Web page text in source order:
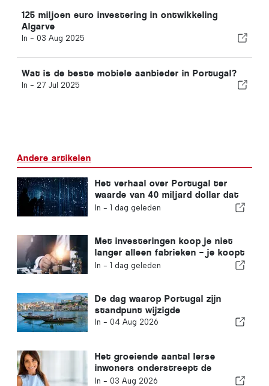
125 miljoen euro investering in ontwikkeling
Algarve
In - 03 Aug 2025
Wat is de beste mobiele aanbieder in Portugal?
In - 27 Jul 2025
Andere artikelen
Het verhaal over Portugal ter
waarde van 40 miljard dollar dat
de meeste beleggers over het
In - 1 dag geleden
Met investeringen koop je niet
langer alleen fabrieken – je koopt
kennis
In - 1 dag geleden
De dag waarop Portugal zijn
standpunt wijzigde
In - 04 Aug 2026
Het groeiende aantal Ierse
inwoners onderstreept de
transformatie van de Algarve
In - 03 Aug 2026